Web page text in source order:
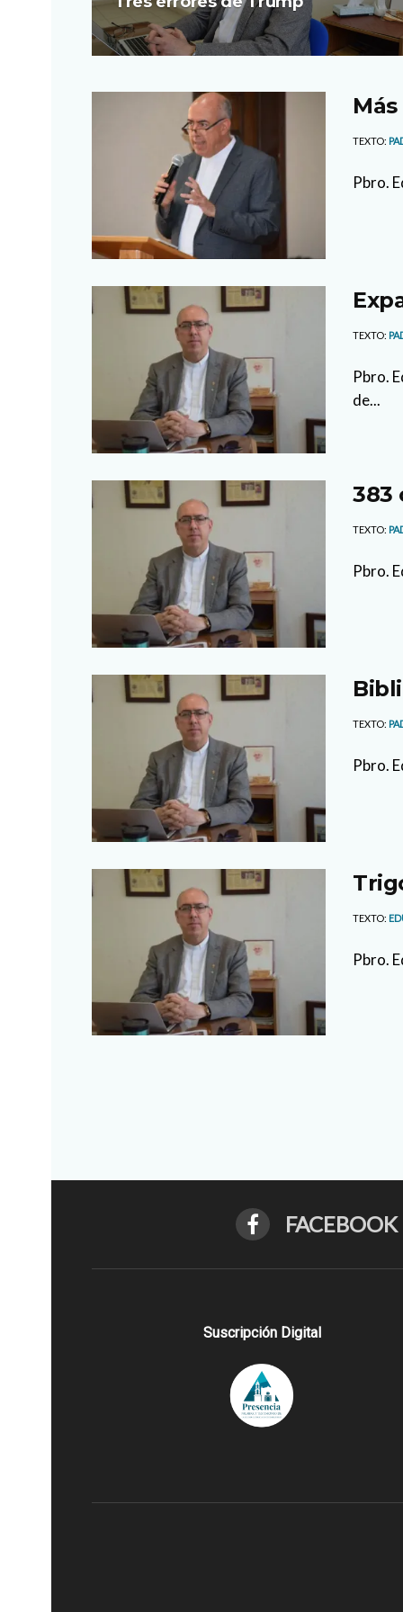
TEXTO:
Pbro.
TEXTO:
Pbro.
de...
383
TEXTO:
Pbro.
TEXTO:
Pbro.
TEXTO:
Pbro.
FACEBOOK
Suscripción Digital